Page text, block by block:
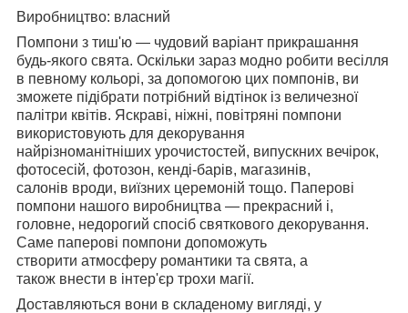
Виробництво: власний
Помпони з тиш'ю — чудовий варіант прикрашання
будь-якого свята. Оскільки зараз модно робити весілля
в певному кольорі, за допомогою цих помпонів, ви
зможете підібрати потрібний відтінок із величезної
палітри квітів. Яскраві, ніжні, повітряні помпони
використовують для декорування
найрізноманітніших урочистостей, випускних вечірок,
фотосесій, фотозон, кенді-барів, магазинів,
салонів вроди, виїзних церемоній тощо. Паперові
помпони нашого виробництва — прекрасний і,
головне, недорогий спосіб святкового декорування.
Саме паперові помпони допоможуть
створити атмосферу романтики та свята, а
також внести в інтер'єр трохи магії.
Доставляються вони в складеному вигляді, у